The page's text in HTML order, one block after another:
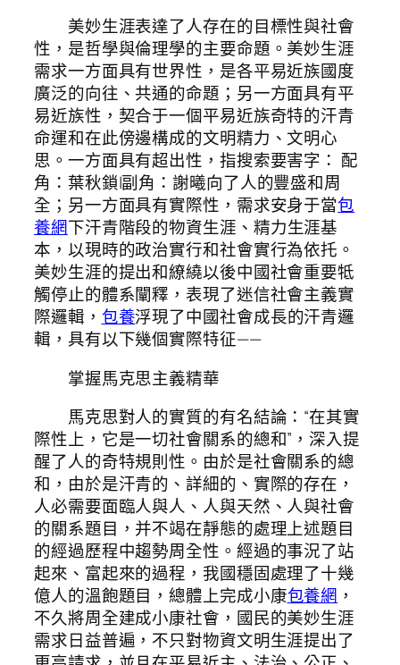
美妙生涯表達了人存在的目標性與社會
性，是哲學與倫理學的主要命題。美妙生涯
需求一方面具有世界性，是各平易近族國度
廣泛的向往、共通的命題；另一方面具有平
易近族性，契合于一個平易近族奇特的汗青
命運和在此傍邊構成的文明精力、文明心
思。一方面具有超出性，指搜索要害字： 配
角：葉秋鎖|副角：謝曦向了人的豐盛和周
全；另一方面具有實際性，需求安身于當包
養網下汗青階段的物資生涯、精力生涯基
本，以現時的政治實行和社會實行為依托。
美妙生涯的提出和繚繞以後中國社會重要牴
觸停止的體系闡釋，表現了迷信社會主義實
際邏輯， 包養浮現了中國社會成長的汗青邏
輯，具有以下幾個實際特征——
掌握馬克思主義精華
馬克思對人的實質的有名結論：“在其實
際性上，它是一切社會關系的總和”，深入提
醒了人的奇特規則性。由於是社會關系的總
和，由於是汗青的、詳細的、實際的存在，
人必需要面臨人與人、人與天然、人與社會
的關系題目，并不竭在靜態的處理上述題目
的經過歷程中趨勢周全性。經過的事況了站
起來、富起來的過程，我國穩固處理了十幾
億人的溫飽題目，總體上完成小康包養網 ，
不久將周全建成小康社會，國民的美妙生涯
需求日益普遍，不只對物資文明生涯提出了